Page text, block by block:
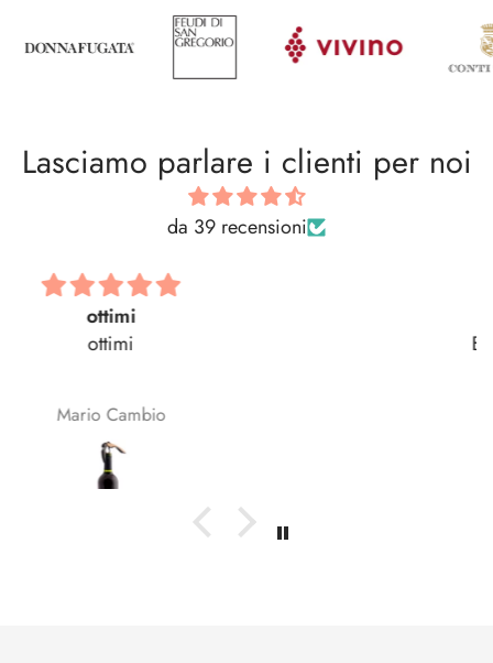
Lasciamo parlare i clienti per noi
da 39 recensioni